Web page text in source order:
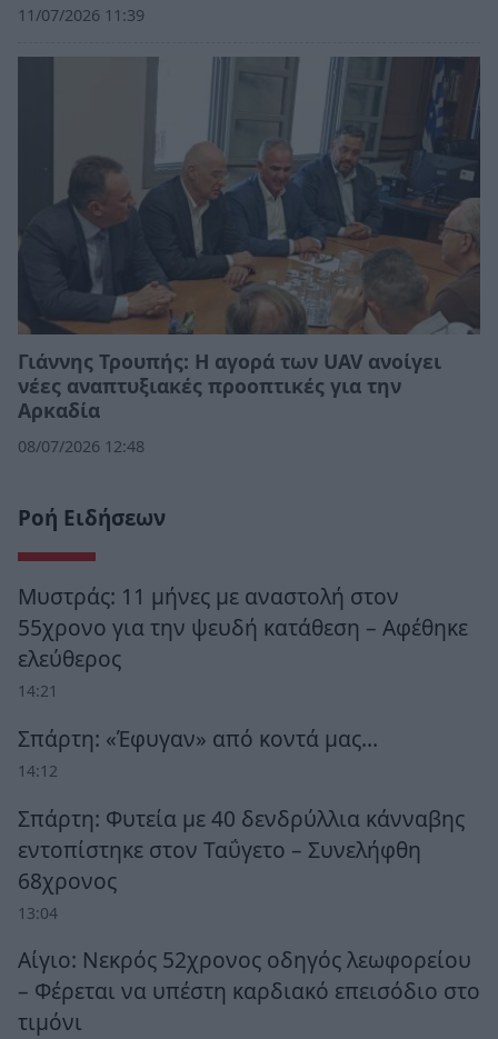
11/07/2026 11:39
Γιάννης Τρουπής: Η αγορά των UAV ανοίγει
νέες αναπτυξιακές προοπτικές για την
Αρκαδία
08/07/2026 12:48
Ροή Ειδήσεων
Μυστράς: 11 μήνες με αναστολή στον
55χρονο για την ψευδή κατάθεση – Αφέθηκε
ελεύθερος
14:21
Σπάρτη: «Έφυγαν» από κοντά μας…
14:12
Σπάρτη: Φυτεία με 40 δενδρύλλια κάνναβης
εντοπίστηκε στον Ταΰγετο – Συνελήφθη
68χρονος
13:04
Αίγιο: Νεκρός 52χρονος οδηγός λεωφορείου
– Φέρεται να υπέστη καρδιακό επεισόδιο στο
τιμόνι